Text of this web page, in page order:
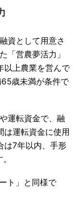
資として用意さ
「営農夢活力」
以上農業を営んで
歳未満が条件で
運転資金で、融
運転資金に使用
は7年以内、手形
ト」と同様で